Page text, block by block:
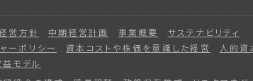
営方針 中期経営計画 事業概要
サステナビリティ
ーポリシー
資本コストや株価を意識した経営
人的資
モデル